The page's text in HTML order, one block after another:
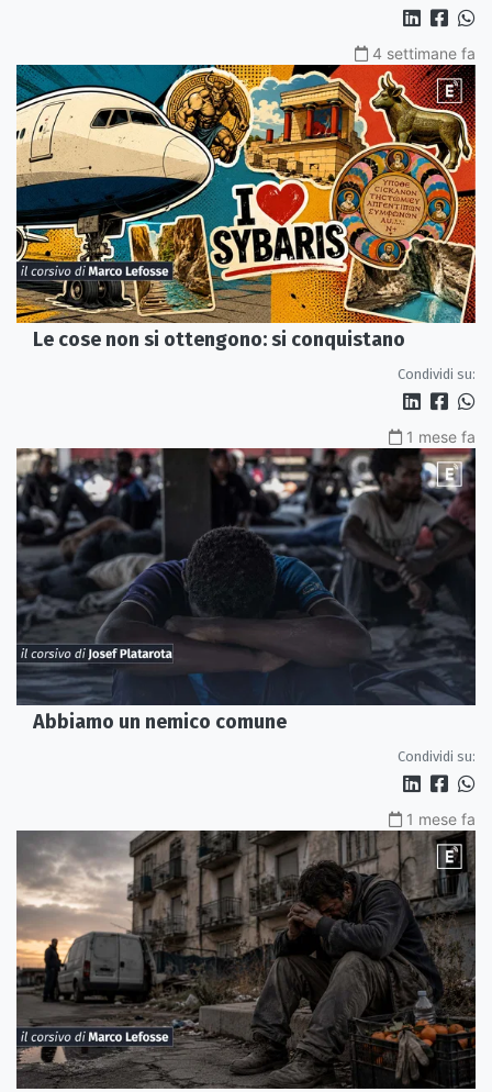
4 settimane fa
Le cose non si ottengono: si conquistano
Condividi su:
1 mese fa
Abbiamo un nemico comune
Condividi su:
1 mese fa